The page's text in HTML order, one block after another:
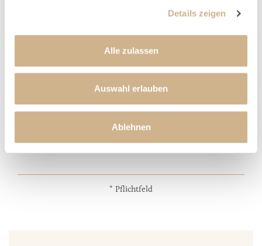
Details zeigen
Alle zulassen
Auswahl erlauben
Ablehnen
Ich habe dieDatenschutz­bestimmungen
ABSENDEN
* Pflichtfeld